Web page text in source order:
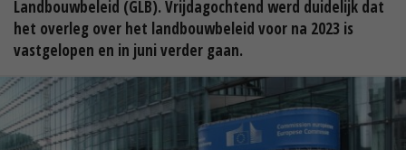
Landbouwbeleid (GLB). Vrijdagochtend werd duidelijk dat
het overleg over het landbouwbeleid voor na 2023 is
vastgelopen en in juni verder gaan.